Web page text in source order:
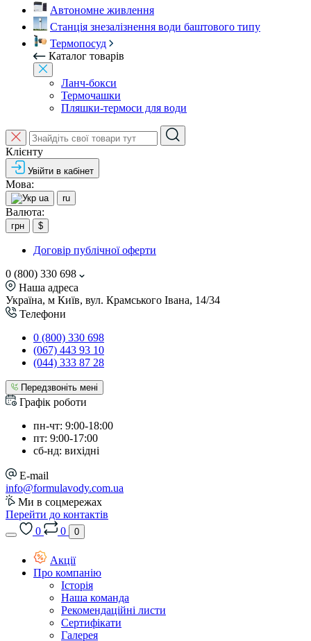
Автономне живлення
Станція знезалізнення води баштового типу
Термопосуд
Каталог товарів
Ланч-бокси
Термочашки
Пляшки-термоси для води
Клієнту
Увійти в кабінет
Мова:
ua ru
Валюта:
грн $
Договір публічної оферти
0 (800) 330 698
Наша адреса
Україна, м Київ, вул. Крамського Івана, 14/34
Телефони
0 (800) 330 698
(067) 443 93 10
(044) 333 87 28
Передзвоніть мені
Графік роботи
пн-чт: 9:00-18:00
пт: 9:00-17:00
сб-нд: вихідні
E-mail
info@formulavody.com.ua
Ми в соцмережах
Перейти до контактів
0
0 0
Акції
Про компанію
Історія
Наша команда
Рекомендаційні листи
Сертифікати
Галерея